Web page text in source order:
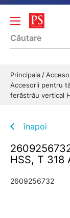
Principala
Accesorii pentru
ferăstrău vertical
înapoi
HSS, T 318
2609256732